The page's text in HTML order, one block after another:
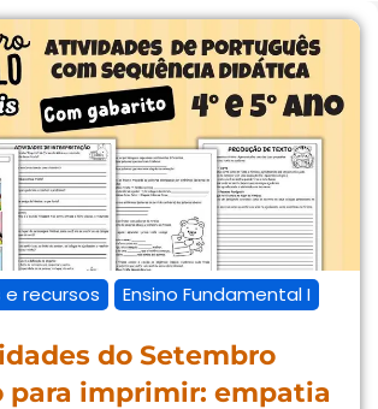
recursos Ensino Fundamental I
do Setembro
para imprimir: empatia